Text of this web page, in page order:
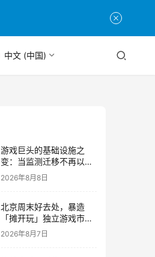
中文 (中国)
游戏巨头的基础设施之
变：当监测迁移不再以中
断为代价
2026年8月8日
北京周末好去处，暴造
「摊开玩」独立游戏市集
正式开票！
2026年8月7日